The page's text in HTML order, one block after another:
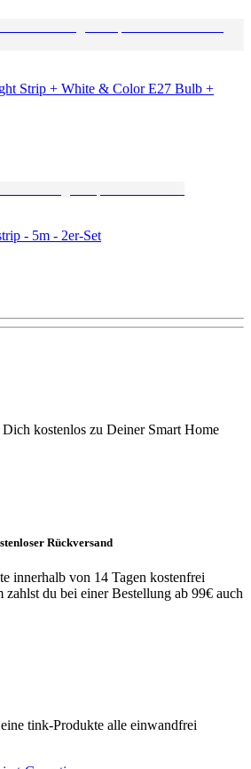
Strip + White & Color E27 Bulb +
- 5m - 2er-Set
kostenlos zu Deiner Smart Home
Rückversand
innerhalb von 14 Tagen kostenfrei
zahlst du bei einer Bestellung ab 99€ auch
tink-Produkte alle einwandfrei